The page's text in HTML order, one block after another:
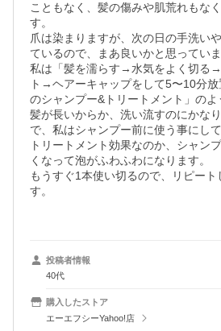
こともなく、髪の傷みや肌荒れもな
す。
爪は染まりますが、次の日の手洗い
ているので、まあ良いかと思っていま
私は「髪を濡らす→水気をよく切る
ト→ヘアーキャップをして5〜10分
のシャンプー&トリートメント」のよ
髪が長いからか、洗い流すのにかな
で、私はシャンプー前に使う事にして
トリートメント効果なのか、シャン
くなって泡がふわふわになります。
もうすぐ1本使い切るので、リピート
す。
投稿者情報
40代
購入したストア
エーエフシーYahoo!店